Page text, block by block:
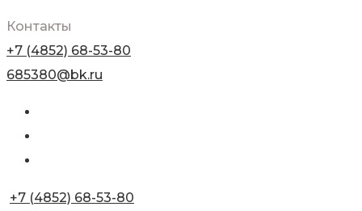
Контакты
+7 (4852) 68-53-80
685380@bk.ru
+7 (4852) 68-53-80